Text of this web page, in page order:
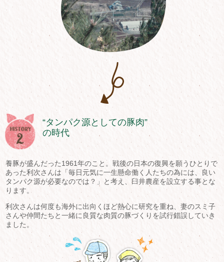
“タンパク源としての豚肉”
の時代
養豚が盛んだった1961年のこと。戦後の日本の復興を願うひとりで
あった利次さんは「毎日元気に一生懸命働く人たちの為には、良い
タンパク源が必要なのでは？」と考え、臼井農産を設立する事とな
ります。
利次さんは何度も海外に出向くほど熱心に研究を重ね、妻のスミ子
さんや仲間たちと一緒に良質な肉質の豚づくりを試行錯誤していき
ました。